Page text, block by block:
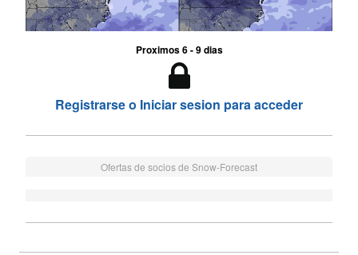
Proximos 6 - 9 dias
Registrarse o Iniciar sesion para acceder
Ofertas de socios de Snow-Forecast